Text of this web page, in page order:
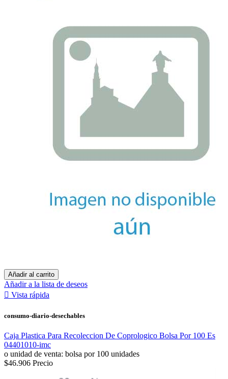
Añadir al carrito
Añadir a la lista de deseos
 Vista rápida
consumo-diario-desechables
Caja Plastica Para Recoleccion De Coprologico Bolsa Por 100 Es
04401010-imc
o unidad de venta: bolsa por 100 unidades
$46.906 Precio